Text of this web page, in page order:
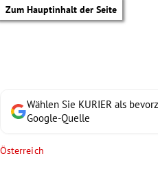
Zum Hauptinhalt der Seite
Wählen Sie KURIER als
Google-Quelle
Österreich